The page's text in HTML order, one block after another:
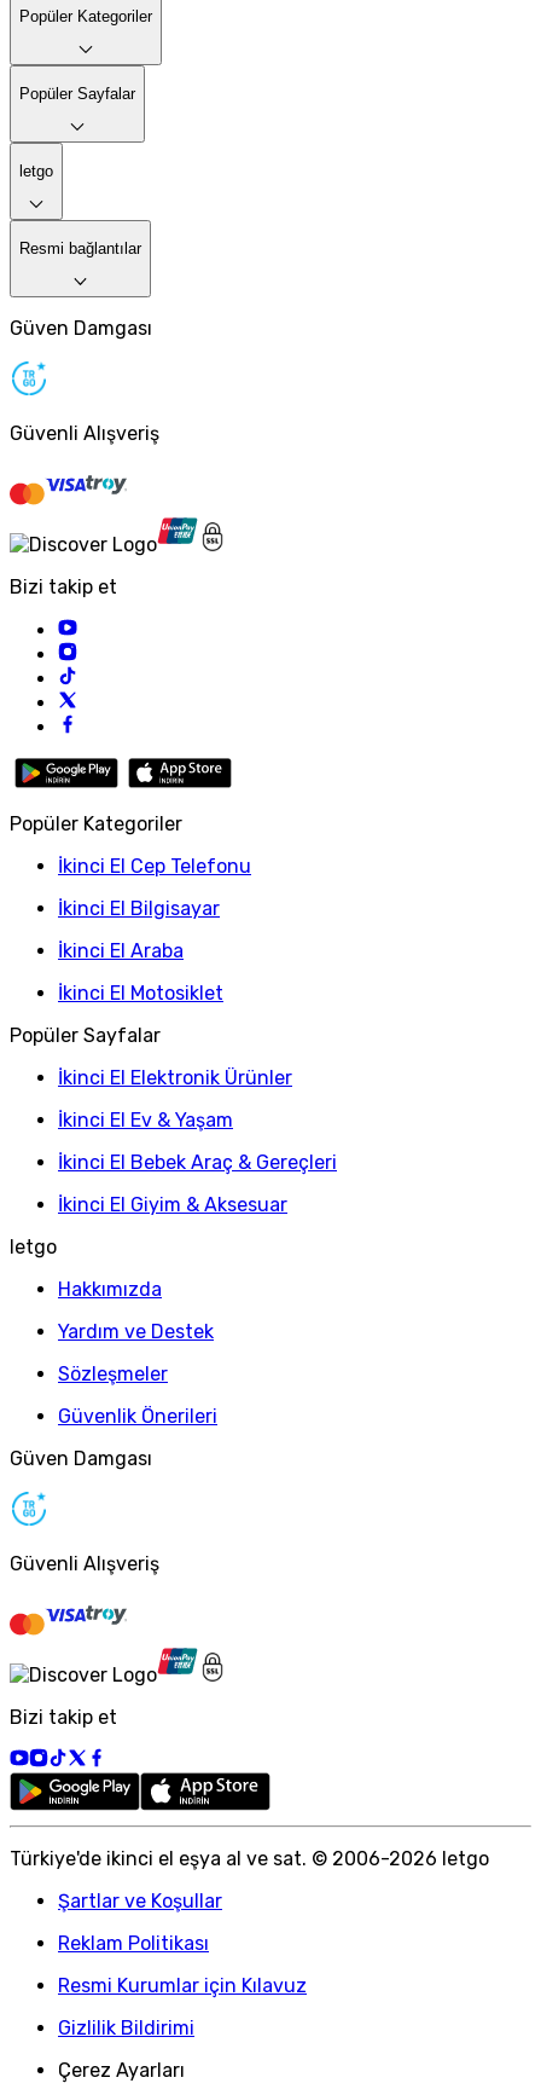
Popüler Kategoriler
Popüler Sayfalar
letgo
Resmi bağlantılar
Güven Damgası
Güvenli Alışveriş
Bizi takip et
Popüler Kategoriler
İkinci El Cep Telefonu
İkinci El Bilgisayar
İkinci El Araba
İkinci El Motosiklet
Popüler Sayfalar
İkinci El Elektronik Ürünler
İkinci El Ev & Yaşam
İkinci El Bebek Araç & Gereçleri
İkinci El Giyim & Aksesuar
letgo
Hakkımızda
Yardım ve Destek
Sözleşmeler
Güvenlik Önerileri
Güven Damgası
Güvenli Alışveriş
Bizi takip et
Türkiye'de ikinci el eşya al ve sat. © 2006-2026 letgo
Şartlar ve Koşullar
Reklam Politikası
Resmi Kurumlar için Kılavuz
Gizlilik Bildirimi
Çerez Ayarları